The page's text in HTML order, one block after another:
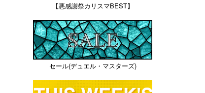
【悪感謝祭カリスマBEST】
セール(デュエル・マスターズ)